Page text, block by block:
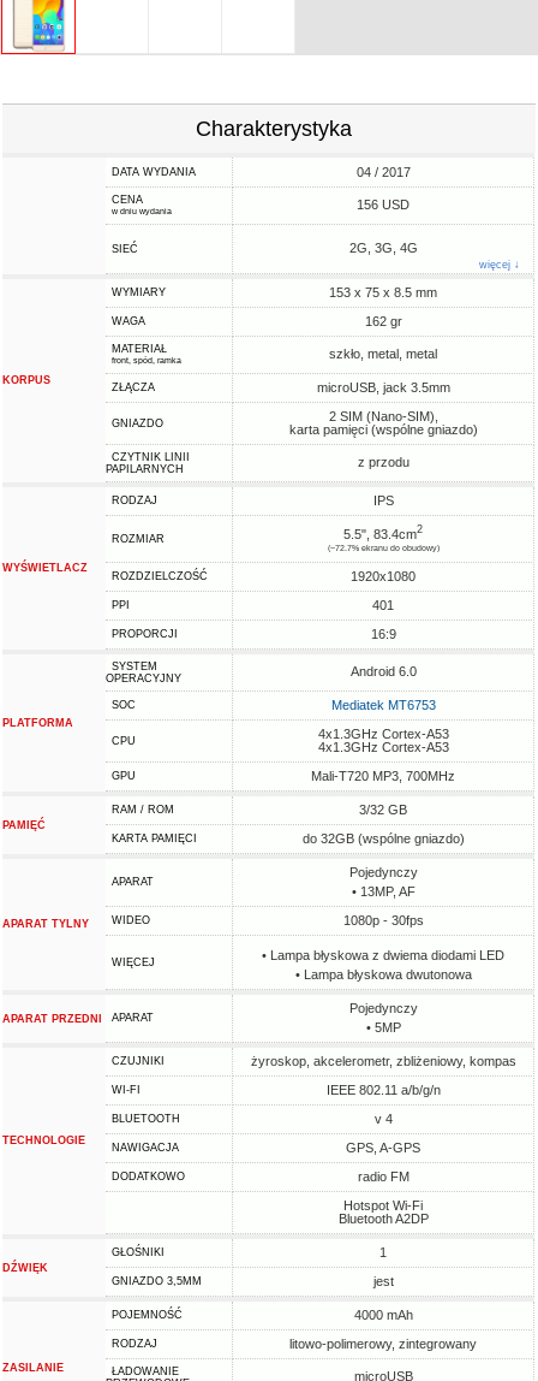
Charakterystyka
DATA WYDANIA 04 / 2017
CENA
w dniu wydania 156 USD
SIEĆ 2G, 3G, 4G
więcej ↓
KORPUS
WYMIARY 153 x 75 x 8.5 mm
WAGA 162 gr
MATERIAŁ
front, spód, ramka szkło, metal, metal
ZŁĄCZA microUSB, jack 3.5mm
GNIAZDO
2 SIM (Nano-SIM),
karta pamięci (wspólne gniazdo)
CZYTNIK LINII
PAPILARNYCH
z przodu
WYŚWIETLACZ
RODZAJ IPS
ROZMIAR 5.5", 83.4cm2
(~72.7% ekranu do obudowy)
ROZDZIELCZOŚĆ 1920x1080
PPI 401
PROPORCJI 16:9
PLATFORMA
SYSTEM
OPERACYJNY
Android 6.0
SOC Mediatek MT6753
CPU
4x1.3GHz Cortex-A53
4x1.3GHz Cortex-A53
GPU Mali-T720 MP3, 700MHz
PAMIĘĆ
RAM / ROM 3/32 GB
KARTA PAMIĘCI do 32GB (wspólne gniazdo)
APARAT TYLNY
APARAT
Pojedynczy
• 13MP, AF
WIDEO 1080p - 30fps
WIĘCEJ
• Lampa błyskowa z dwiema diodami LED
• Lampa błyskowa dwutonowa
APARAT PRZEDNI APARAT
Pojedynczy
• 5MP
TECHNOLOGIE
CZUJNIKI żyroskop, akcelerometr, zbliżeniowy, kompas
WI-FI IEEE 802.11 a/b/g/n
BLUETOOTH v 4
NAWIGACJA GPS, A-GPS
DODATKOWO
radio FM
Hotspot Wi-Fi
Bluetooth A2DP
DŹWIĘK
GŁOŚNIKI 1
GNIAZDO 3,5MM jest
ZASILANIE
POJEMNOŚĆ 4000 mAh
RODZAJ litowo-polimerowy, zintegrowany
ŁADOWANIE
microUSB